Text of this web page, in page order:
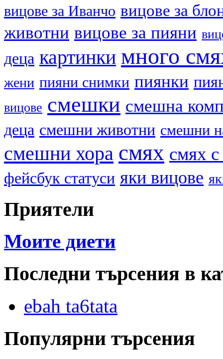
вицове за Иванчо вицове за
животни вицове за пияни
деца картинки много
жени пияни снимки пиянки
вицове смешки смешна
деца смешни животни смешни
смешни хора смях смях
фейсбук статуси яки вицове
Приятели
Моите диети
Последни търсения в
ebah ta6tata
Популярни търсения